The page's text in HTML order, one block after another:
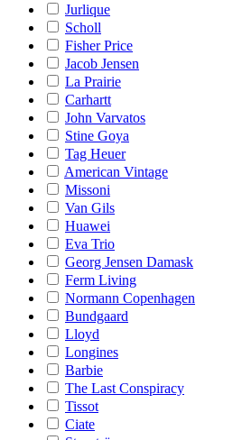
Jurlique
Scholl
Fisher Price
Jacob Jensen
La Prairie
Carhartt
John Varvatos
Stine Goya
Tag Heuer
American Vintage
Missoni
Van Gils
Huawei
Eva Trio
Georg Jensen Damask
Ferm Living
Normann Copenhagen
Bundgaard
Lloyd
Longines
Barbie
The Last Conspiracy
Tissot
Ciate